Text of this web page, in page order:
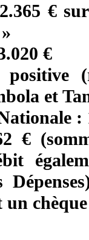
€
€
positive
et
:
€
un